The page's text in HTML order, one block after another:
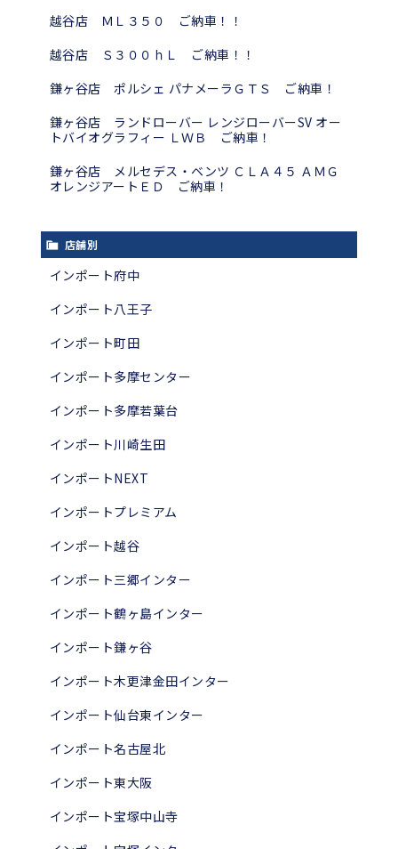
越谷店 ＭＬ３５０ ご納車！！
越谷店 Ｓ３００ｈＬ ご納車！！
鎌ヶ谷店 ポルシェ パナメーラＧＴＳ ご納車！
鎌ヶ谷店 ランドローバー レンジローバーSV オー
トバイオグラフィー ＬＷＢ ご納車！
鎌ヶ谷店 メルセデス・ベンツ ＣＬＡ４５ ＡＭＧ
オレンジアートＥＤ ご納車！
店舗別
インポート府中
インポート八王子
インポート町田
インポート多摩センター
インポート多摩若葉台
インポート川崎生田
インポートNEXT
インポートプレミアム
インポート越谷
インポート三郷インター
インポート鶴ヶ島インター
インポート鎌ヶ谷
インポート木更津金田インター
インポート仙台東インター
インポート名古屋北
インポート東大阪
インポート宝塚中山寺